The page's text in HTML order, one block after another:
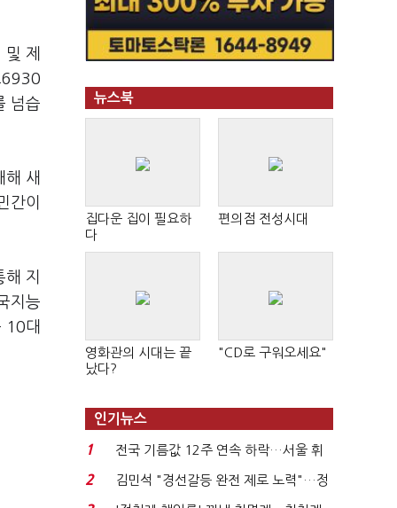
제
6930
넘습
해 새
간이
지
지능
10대
뉴스북
집다운 집이 필요하
다
편의점 전성시대
영화관의 시대는 끝
났다?
"CD로 구워오세요"
인기뉴스
1
전국 기름값 12주 연속 하락…서울 휘
발윳값 1909원...
2
김민석 "경선갈등 완전 제로 노력"…정
청래 "반명 공세 사...